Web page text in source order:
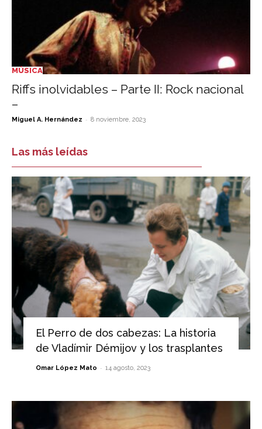
MÚSICA
Riffs inolvidables – Parte II: Rock nacional
–
Miguel A. Hernández - 8 noviembre, 2023
Las más leídas
El Perro de dos cabezas: La historia
de Vladímir Démijov y los trasplantes
Omar López Mato - 14 agosto, 2023